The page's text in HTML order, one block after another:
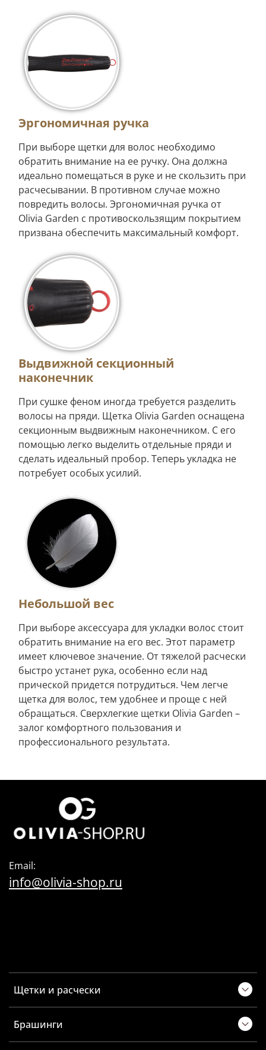
Эргономичная ручка
При выборе щетки для волос необходимо
обратить внимание на ее ручку. Она должна
идеально помещаться в руке и не скользить при
расчесывании. В противном случае можно
повредить волосы. Эргономичная ручка от
Olivia Garden с противоскользящим покрытием
призвана обеспечить максимальный комфорт.
Выдвижной секционный
наконечник
При сушке феном иногда требуется разделить
волосы на пряди. Щетка Olivia Garden оснащена
секционным выдвижным наконечником. С его
помощью легко выделить отдельные пряди и
сделать идеальный пробор. Теперь укладка не
потребует особых усилий.
Небольшой вес
При выборе аксессуара для укладки волос стоит
обратить внимание на его вес. Этот параметр
имеет ключевое значение. От тяжелой расчески
быстро устанет рука, особенно если над
прической придется потрудиться. Чем легче
щетка для волос, тем удобнее и проще с ней
обращаться. Сверхлегкие щетки Olivia Garden –
залог комфортного пользования и
профессионального результата.
Щетки и расчески
Брашинги
Email:
info@olivia-shop.ru